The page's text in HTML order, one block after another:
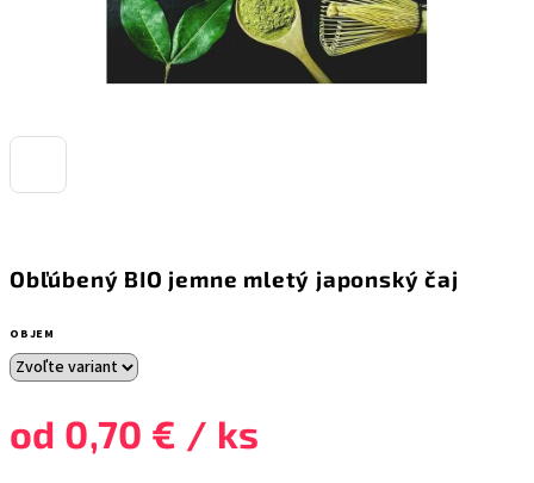
Obľúbený BIO jemne mletý japonský čaj
OBJEM
od 0,70 € / ks